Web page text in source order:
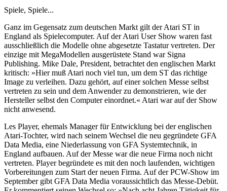
Spiele, Spiele...
Ganz im Gegensatz zum deutschen Markt gilt der Atari ST in
England als Spielecomputer. Auf der Atari User Show waren fast
ausschließlich die Modelle ohne abgesetzte Tastatur vertreten. Der
einzige mit MegaModellen ausgerüstete Stand war Signa
Publishing. Mike Dale, President, betrachtet den englischen Markt
kritisch: »Hier muß Atari noch viel tun, um dem ST das richtige
Image zu verleihen. Dazu gehört, auf einer solchen Messe selbst
vertreten zu sein und dem Anwender zu demonstrieren, wie der
Hersteller selbst den Computer einordnet.« Atari war auf der Show
nicht anwesend.
Les Player, ehemals Manager für Entwicklung bei der englischen
Atari-Tochter, wird nach seinem Wechsel die neu gegründete GFA
Data Media, eine Niederlassung von GFA Systemtechnik, in
England aufbauen. Auf der Messe war die neue Firma noch nicht
vertreten. Player begründete es mit den noch laufenden, wichtigen
Vorbereitungen zum Start der neuen Firma. Auf der PCW-Show im
September gibt GFA Data Media voraussichtlich das Messe-Debüt.